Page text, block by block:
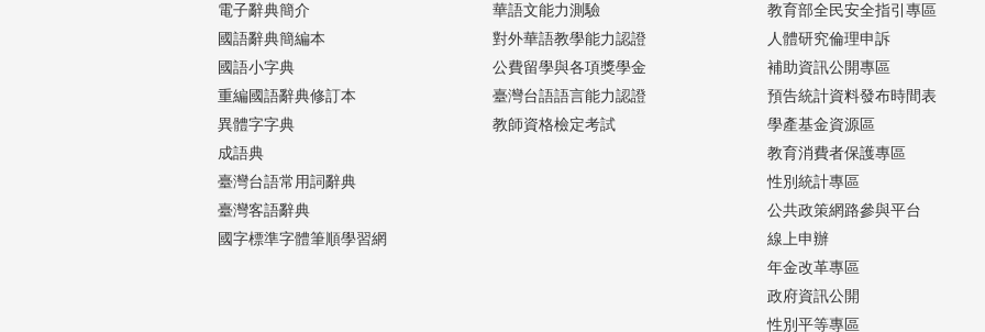
電子辭典簡介
國語辭典簡編本
國語小字典
重編國語辭典修訂本
異體字字典
成語典
臺灣台語常用詞辭典
臺灣客語辭典
國字標準字體筆順學習網
華語文能力測驗
對外華語教學能力認證
公費留學與各項獎學金
臺灣台語語言能力認證
教師資格檢定考試
教育部全民安全指引專區
人體研究倫理申訴
補助資訊公開專區
預告統計資料發布時間表
學產基金資源區
教育消費者保護專區
性別統計專區
公共政策網路參與平台
線上申辦
年金改革專區
政府資訊公開
性別平等專區